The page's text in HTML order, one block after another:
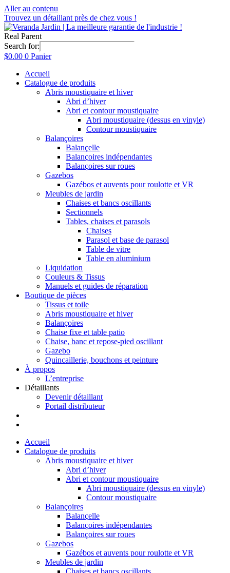
Aller au contenu
Trouvez un détaillant près de chez vous !
Real Parent
Search for:
$0.00 0 Panier
Accueil
Catalogue de produits
Abris moustiquaire et hiver
Abri d’hiver
Abri et contour moustiquaire
Abri moustiquaire (dessus en vinyle)
Contour moustiquaire
Balançoires
Balançelle
Balançoires indépendantes
Balançoires sur roues
Gazebos
Gazébos et auvents pour roulotte et VR
Meubles de jardin
Chaises et bancs oscillants
Sectionnels
Tables, chaises et parasols
Chaises
Parasol et base de parasol
Table de vitre
Table en aluminium
Liquidation
Couleurs & Tissus
Manuels et guides de réparation
Boutique de pièces
Tissus et toile
Abris moustiquaire et hiver
Balançoires
Chaise fixe et table patio
Chaise, banc et repose-pied oscillant
Gazebo
Quincaillerie, bouchons et peinture
À propos
L’entreprise
Détaillants
Devenir détaillant
Portail distributeur
Accueil
Catalogue de produits
Abris moustiquaire et hiver
Abri d’hiver
Abri et contour moustiquaire
Abri moustiquaire (dessus en vinyle)
Contour moustiquaire
Balançoires
Balançelle
Balançoires indépendantes
Balançoires sur roues
Gazebos
Gazébos et auvents pour roulotte et VR
Meubles de jardin
Chaises et bancs oscillants